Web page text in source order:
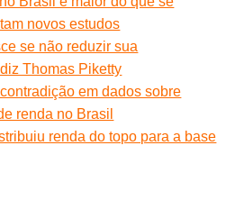
novos estudos
se não reduzir sua
Thomas Piketty
em dados sobre
renda no Brasil
renda do topo para a base